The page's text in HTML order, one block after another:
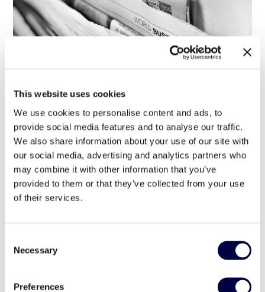
This website uses cookies
We use cookies to personalise content and ads, to
provide social media features and to analyse our traffic.
We also share information about your use of our site with
our social media, advertising and analytics partners who
may combine it with other information that you’ve
provided to them or that they’ve collected from your use
of their services.
Selection
Necessary
Preferences
Il modello di digitalizzazione e il ruolo del
BPO – La IV CallForIdeas. InsuranceUp
intervista Gian Franco Baldinotti,
Presidente di Vittoria hub